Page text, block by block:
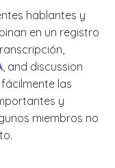
hablantes y
en un registro
, and discussion
las
y
miembros no